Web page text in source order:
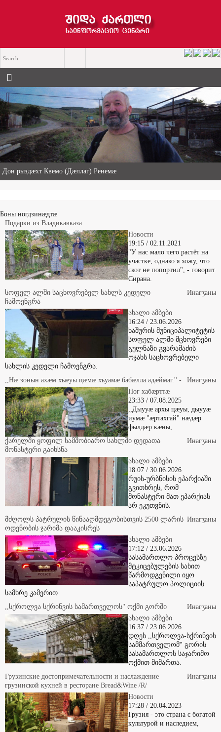
Дон рыздæхт Квемо (Дæллаг) Ренемæ
Боны ногдзинæдтæ
Подарки из Владикавказа
Новости
19:15 / 02.11.2021
"У нас мало чего растёт на
участке, однако я хожу, что
скот не попортил", - говорит
Сирана.
Инaгӡaны
სოფელ ალში საცხოვრებელ სახლს კედელი
ჩამოენგრა
ახალი ამბები
16:24 / 23.06.2026
ხაშურის მუნიციპალიტეტის
სოფელ ალში მცხოვრები
გულნაზი გვარამაძის
ოჯახს საცხოვრებელი
სახლის კედელი ჩამოენგრა.
Инaгӡaны
,,Нæ зонын ахæм хъæуы цæмæ хъуамæ бабæлла адæймаг.'' -
Ног хабæрттæ
23:33 / 07.08.2025
,,Дыууæ архы цæуы, дыууæ
иумæ "æртахгай" нæдæр
фылдæр кæны,
Инaгӡaны
ქარელში ყოფილ სამშობიარო სახლში დედათა
მონასტერი გაიხსნა
ახალი ამბები
18:07 / 30.06.2026
რუის-ურბნისის ეპარქიაში
გვითხრეს, რომ
მონასტერი მათ ეპარქიას
არ ეკუთვნის.
Инaгӡaны
მძღოლს პატრულის წინააღმდეგობისთვის 2500 ლარის
ოდენობის ჯარიმა დააკისრეს
ახალი ამბები
17:12 / 23.06.2026
სასამართლო პროცესზე
მტკიცებულების სახით
წარმოდგენილი იყო
საპატრულო პოლიციის
სამხრე კამერით
Инaгӡaны
,,სქროლვა სქრინვის სამართველოს" ოქმი გორში
ახალი ამბები
16:37 / 23.06.2026
დღეს ,,სქროლვა-სქრინვის
სამმართველომ'' გორის
სასამართლოს საჯარიმო
ოქმით მიმართა.
Инaгӡaны
Грузинские достопримечательности и наслаждение
грузинской кухней в ресторане Bread&Wine /R/
Новости
17:28 / 20.04.2023
Грузия - это страна с богатой
культурой и наследием,